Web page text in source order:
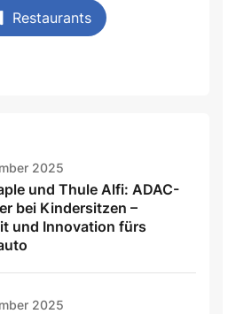
Restaurants
2025
und Thule Alfi: ADAC-
bei Kindersitzen –
und Innovation fürs
2025